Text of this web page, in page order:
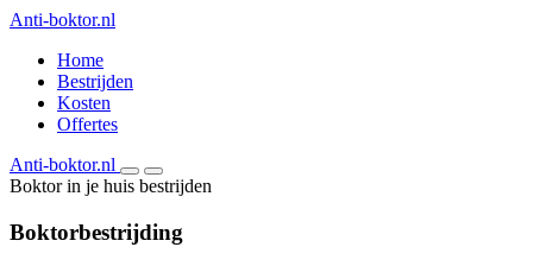
Anti-boktor.nl
Home
Bestrijden
Kosten
Offertes
Anti-boktor.nl
Boktor in je huis bestrijden
Boktorbestrijding